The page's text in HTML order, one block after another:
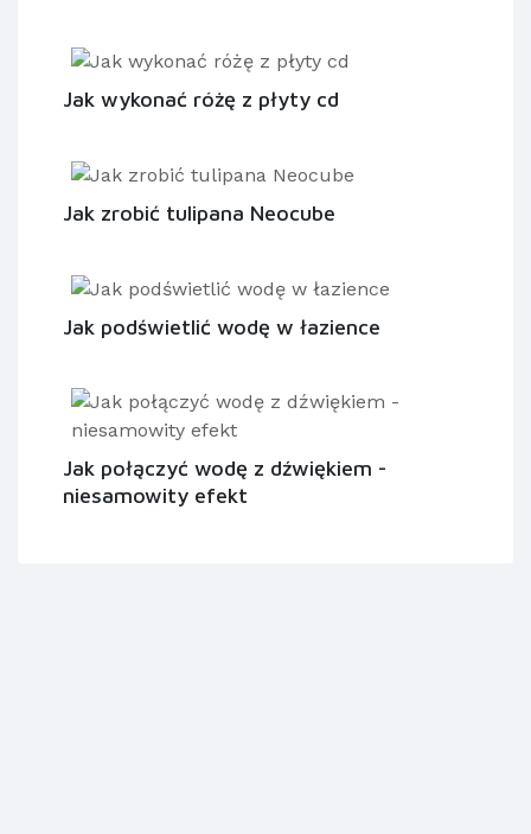
Jak wykonać różę z płyty cd
Jak zrobić tulipana Neocube
Jak podświetlić wodę w łazience
Jak połączyć wodę z dźwiękiem -
niesamowity efekt